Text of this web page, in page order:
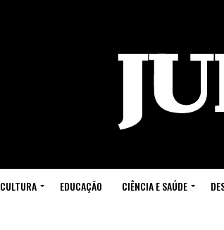
CULTURA EDUCAÇÃO CIÊNCIA E SAÚDE